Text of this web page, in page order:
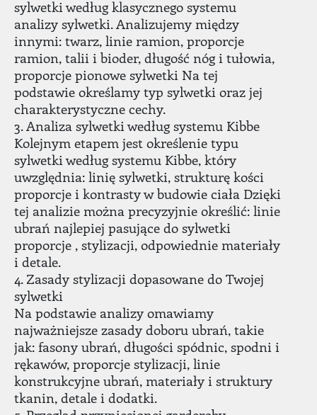
sylwetki według klasycznego systemu
analizy sylwetki. Analizujemy między
innymi: twarz, linie ramion, proporcje
ramion, talii i bioder, długość nóg i tułowia,
proporcje pionowe sylwetki Na tej
podstawie określamy typ sylwetki oraz jej
charakterystyczne cechy.
3. Analiza sylwetki według systemu Kibbe
Kolejnym etapem jest określenie typu
sylwetki według systemu Kibbe, który
uwzględnia: linię sylwetki, strukturę kości
proporcje i kontrasty w budowie ciała Dzięki
tej analizie można precyzyjnie określić: linie
ubrań najlepiej pasujące do sylwetki
proporcje , stylizacji, odpowiednie materiały
i detale.
4. Zasady stylizacji dopasowane do Twojej
sylwetki
Na podstawie analizy omawiamy
najważniejsze zasady doboru ubrań, takie
jak: fasony ubrań, długości spódnic, spodni i
rękawów, proporcje stylizacji, linie
konstrukcyjne ubrań, materiały i struktury
tkanin, detale i dodatki.